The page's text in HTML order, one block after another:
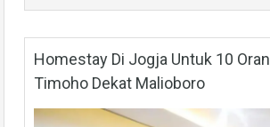
Homestay Di Jogja Untuk 10
Timoho Dekat Malioboro